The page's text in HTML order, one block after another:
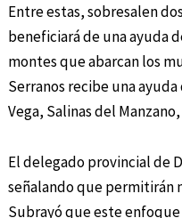
Entre estas, sobresalen
beneficiará de una ayuda
montes que abarcan los
Serranos recibe una
Vega, Salinas del
El delegado provincial de
señalando que permitirán
Subrayó que este